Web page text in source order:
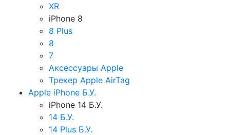
XR
iPhone 8
8 Plus
8
7
Аксессуары Apple
Трекер Apple AirTag
Apple iPhone Б.У.
iPhone 14 Б.У.
14 Б.У.
14 Plus Б.У.